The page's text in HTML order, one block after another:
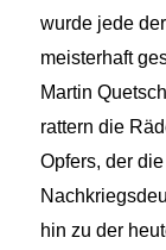
wurde jede
meisterhaft
Martin
rattern die
Opfers, der
hin zu der